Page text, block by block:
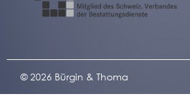
© 2026 Bürgin & Thoma